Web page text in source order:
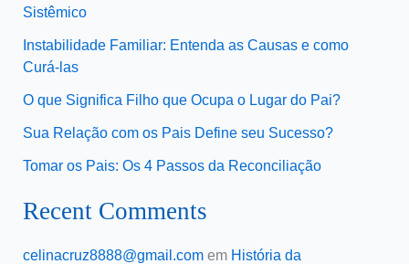
Sistêmico
Instabilidade Familiar: Entenda as Causas e como
Curá-las
O que Significa Filho que Ocupa o Lugar do Pai?
Sua Relação com os Pais Define seu Sucesso?
Tomar os Pais: Os 4 Passos da Reconciliação
Recent Comments
celinacruz8888@gmail.comem História da